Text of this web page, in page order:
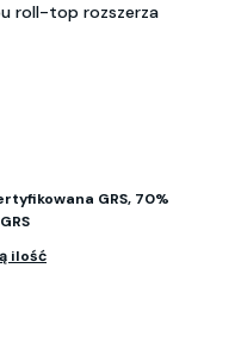
roll-top rozszerza
GRS, 70%
ilość